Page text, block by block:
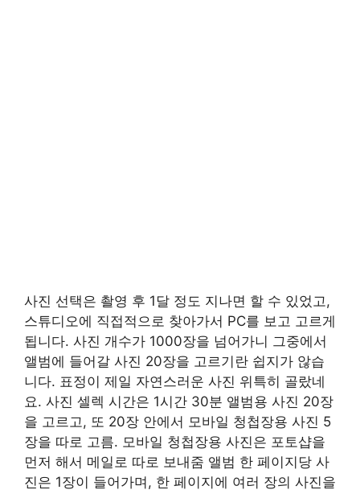
사진 선택은 촬영 후 1달 정도 지나면 할 수 있었고,
스튜디오에 직접적으로 찾아가서 PC를 보고 고르게
됩니다. 사진 개수가 1000장을 넘어가니 그중에서
앨범에 들어갈 사진 20장을 고르기란 쉽지가 않습
니다. 표정이 제일 자연스러운 사진 위특히 골랐네
요. 사진 셀렉 시간은 1시간 30분 앨범용 사진 20장
을 고르고, 또 20장 안에서 모바일 청첩장용 사진 5
장을 따로 고름. 모바일 청첩장용 사진은 포토샵을
먼저 해서 메일로 따로 보내줌 앨범 한 페이지당 사
진은 1장이 들어가며, 한 페이지에 여러 장의 사진을